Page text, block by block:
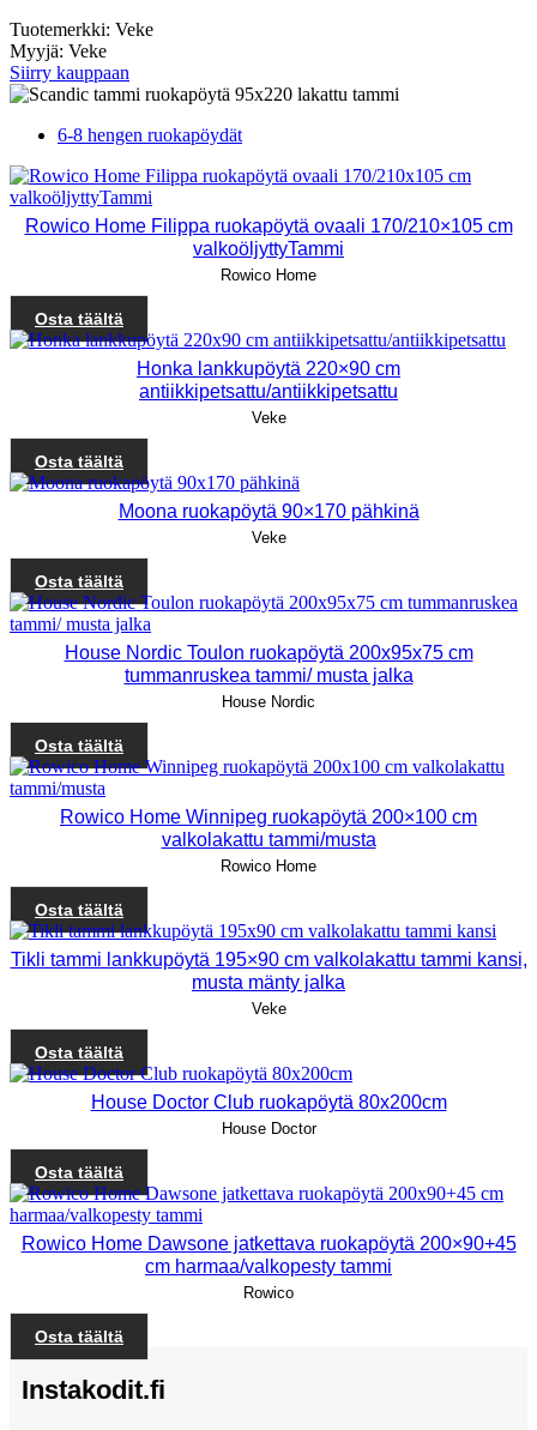
Tuotemerkki: Veke
Myyjä: Veke
Siirry kauppaan
6-8 hengen ruokapöydät
Rowico Home Filippa ruokapöytä ovaali 170/210×105 cm
valkoöljyttyTammi
Rowico Home
Osta täältä
Honka lankkupöytä 220×90 cm
antiikkipetsattu/antiikkipetsattu
Veke
Osta täältä
Moona ruokapöytä 90×170 pähkinä
Veke
Osta täältä
House Nordic Toulon ruokapöytä 200x95x75 cm
tummanruskea tammi/ musta jalka
House Nordic
Osta täältä
Rowico Home Winnipeg ruokapöytä 200×100 cm
valkolakattu tammi/musta
Rowico Home
Osta täältä
Tikli tammi lankkupöytä 195×90 cm valkolakattu tammi kansi,
musta mänty jalka
Veke
Osta täältä
House Doctor Club ruokapöytä 80x200cm
House Doctor
Osta täältä
Rowico Home Dawsone jatkettava ruokapöytä 200×90+45
cm harmaa/valkopesty tammi
Rowico
Osta täältä
Instakodit.fi